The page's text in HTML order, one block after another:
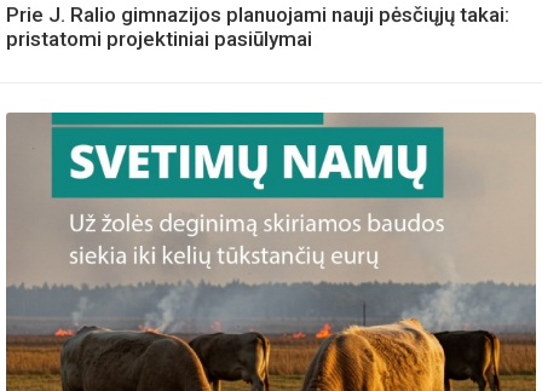
Prie J. Ralio gimnazijos planuojami nauji pėsčiųjų takai:
pristatomi projektiniai pasiūlymai